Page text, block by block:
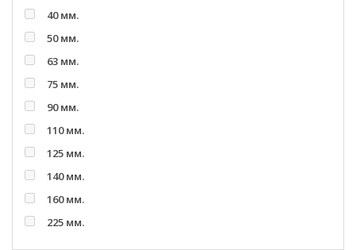
40 мм.
50 мм.
63 мм.
75 мм.
90 мм.
110 мм.
125 мм.
140 мм.
160 мм.
225 мм.